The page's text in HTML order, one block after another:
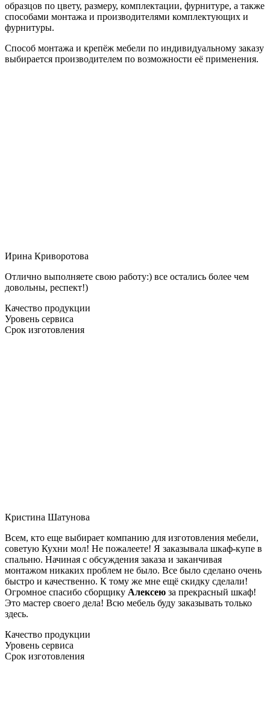
образцов по цвету, размеру, комплектации, фурнитуре, а также
способами монтажа и производителями комплектующих и
фурнитуры.
Способ монтажа и крепёж мебели по индивидуальному заказу
выбирается производителем по возможности её применения.
Ирина Криворотова
Отлично выполняете свою работу:) все остались более чем
довольны, респект!)
Качество продукции
Уровень сервиса
Срок изготовления
Кристина Шатунова
Всем, кто еще выбирает компанию для изготовления мебели,
советую Кухни мол! Не пожалеете! Я заказывала шкаф-купе в
спальню. Начиная с обсуждения заказа и заканчивая
монтажом никаких проблем не было. Все было сделано очень
быстро и качественно. К тому же мне ещё скидку сделали!
Огромное спасибо сборщику Алексею за прекрасный шкаф!
Это мастер своего дела! Всю мебель буду заказывать только
здесь.
Качество продукции
Уровень сервиса
Срок изготовления